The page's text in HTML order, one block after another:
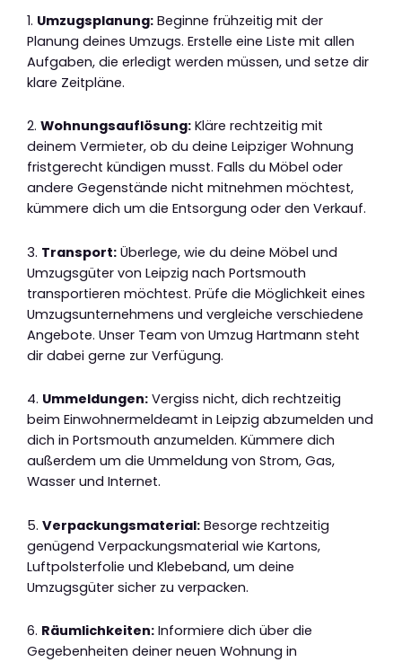
1. Umzugsplanung: Beginne frühzeitig mit der
Planung deines Umzugs. Erstelle eine Liste mit allen
Aufgaben, die erledigt werden müssen, und setze dir
klare Zeitpläne.
2. Wohnungsauflösung: Kläre rechtzeitig mit
deinem Vermieter, ob du deine Leipziger Wohnung
fristgerecht kündigen musst. Falls du Möbel oder
andere Gegenstände nicht mitnehmen möchtest,
kümmere dich um die Entsorgung oder den Verkauf.
3. Transport: Überlege, wie du deine Möbel und
Umzugsgüter von Leipzig nach Portsmouth
transportieren möchtest. Prüfe die Möglichkeit eines
Umzugsunternehmens und vergleiche verschiedene
Angebote. Unser Team von Umzug Hartmann steht
dir dabei gerne zur Verfügung.
4. Ummeldungen: Vergiss nicht, dich rechtzeitig
beim Einwohnermeldeamt in Leipzig abzumelden und
dich in Portsmouth anzumelden. Kümmere dich
außerdem um die Ummeldung von Strom, Gas,
Wasser und Internet.
5. Verpackungsmaterial: Besorge rechtzeitig
genügend Verpackungsmaterial wie Kartons,
Luftpolsterfolie und Klebeband, um deine
Umzugsgüter sicher zu verpacken.
6. Räumlichkeiten: Informiere dich über die
Gegebenheiten deiner neuen Wohnung in